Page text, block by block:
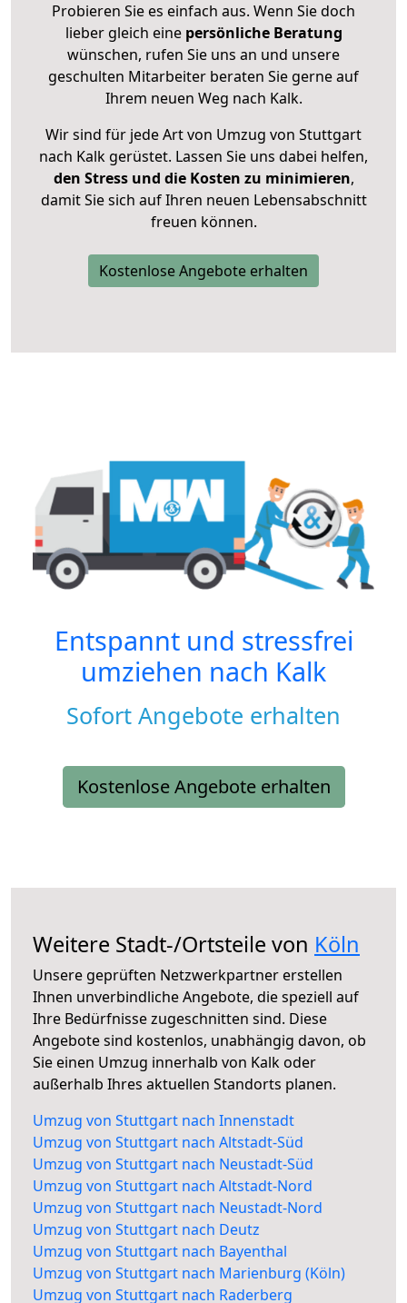
Probieren Sie es einfach aus. Wenn Sie doch
lieber gleich eine persönliche Beratung
wünschen, rufen Sie uns an und unsere
geschulten Mitarbeiter beraten Sie gerne auf
Ihrem neuen Weg nach Kalk.
Wir sind für jede Art von Umzug von Stuttgart
nach Kalk gerüstet. Lassen Sie uns dabei helfen,
den Stress und die Kosten zu minimieren,
damit Sie sich auf Ihren neuen Lebensabschnitt
freuen können.
Kostenlose Angebote erhalten
Entspannt und stressfrei
umziehen nach Kalk
Sofort Angebote erhalten
Kostenlose Angebote erhalten
Weitere Stadt-/Ortsteile von Köln
Unsere geprüften Netzwerkpartner erstellen
Ihnen unverbindliche Angebote, die speziell auf
Ihre Bedürfnisse zugeschnitten sind. Diese
Angebote sind kostenlos, unabhängig davon, ob
Sie einen Umzug innerhalb von Kalk oder
außerhalb Ihres aktuellen Standorts planen.
Umzug von Stuttgart nach Innenstadt
Umzug von Stuttgart nach Altstadt-Süd
Umzug von Stuttgart nach Neustadt-Süd
Umzug von Stuttgart nach Altstadt-Nord
Umzug von Stuttgart nach Neustadt-Nord
Umzug von Stuttgart nach Deutz
Umzug von Stuttgart nach Bayenthal
Umzug von Stuttgart nach Marienburg (Köln)
Umzug von Stuttgart nach Raderberg